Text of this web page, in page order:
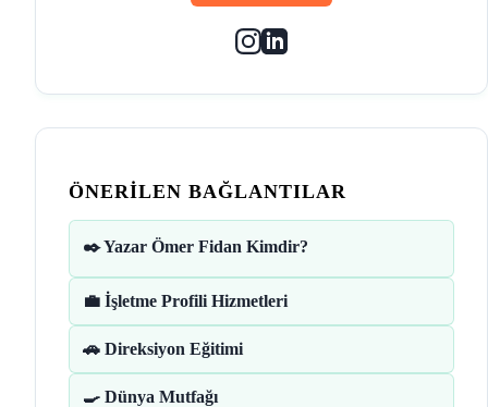
ÖNERILEN BAĞLANTILAR
✒️ Yazar Ömer Fidan Kimdir?
💼 İşletme Profili Hizmetleri
🚗 Direksiyon Eğitimi
🍳 Dünya Mutfağı